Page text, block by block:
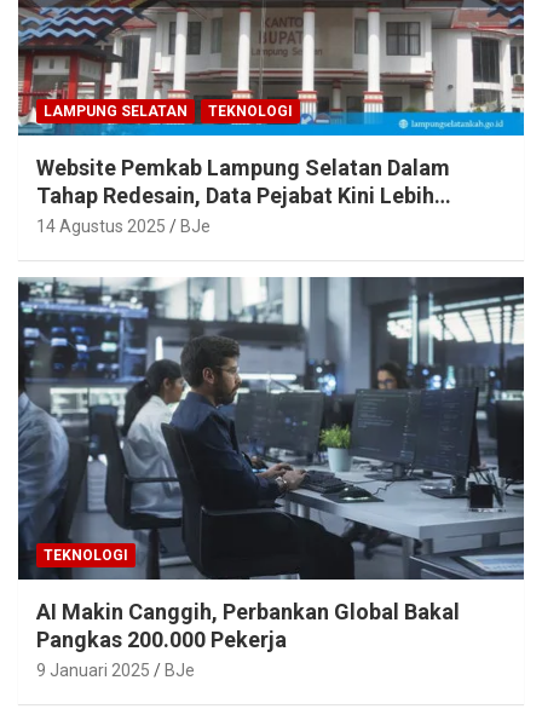
LAMPUNG SELATAN TEKNOLOGI
Website Pemkab Lampung Selatan Dalam
Tahap Redesain, Data Pejabat Kini Lebih
Mudah Diakses
14 Agustus 2025 BJe
TEKNOLOGI
AI Makin Canggih, Perbankan Global Bakal
Pangkas 200.000 Pekerja
9 Januari 2025 BJe